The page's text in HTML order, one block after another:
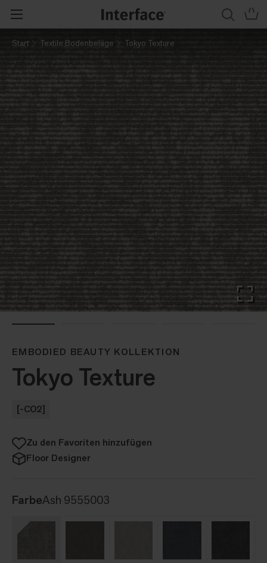
Start Textile Bodenbeläge Tokyo Texture
EMBODIED BEAUTY KOLLEKTION
Tokyo Texture
[-CO2]
Zu den Favoriten hinzufügen
Floor Designer
FarbeAsh 9555003